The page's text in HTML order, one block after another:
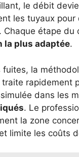
le débit
les tuyaux
Chaque étape
la plus adaptée.
fuites, la
rapidement
dans les
. Le
la zone
limite les coûts